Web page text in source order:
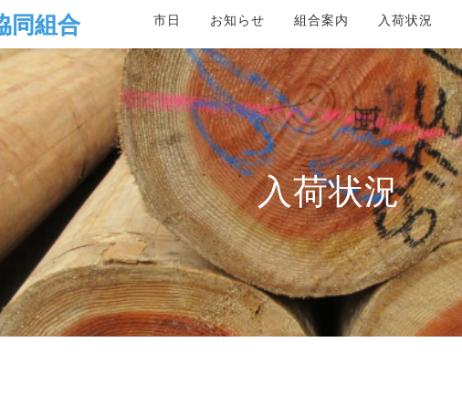
市日 お知らせ 組合案内 入荷状況
入荷状況